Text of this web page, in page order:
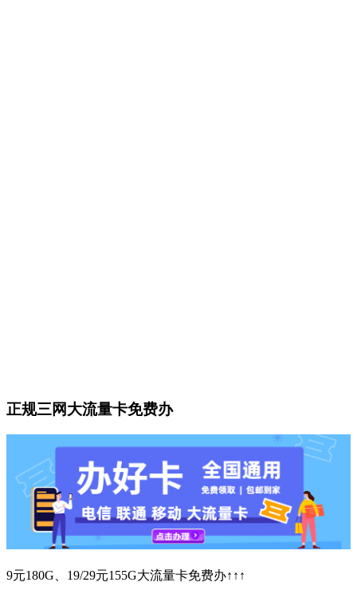
正规三网大流量卡免费办
9元180G、19/29元155G大流量卡免费办↑↑↑